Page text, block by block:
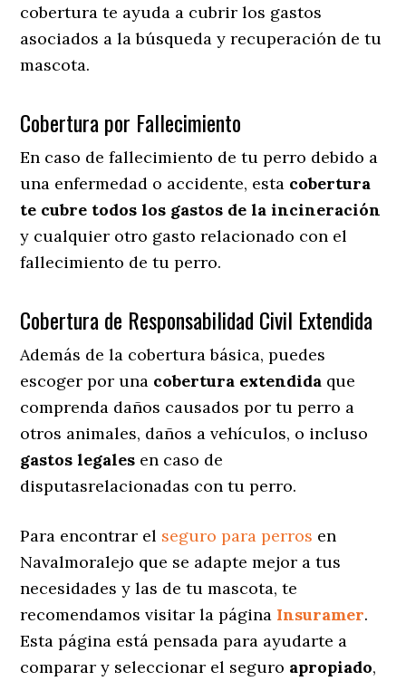
cobertura te ayuda a cubrir los gastos
asociados a la búsqueda y recuperación de tu
mascota.
Cobertura por Fallecimiento
En caso de fallecimiento de tu perro debido a
una enfermedad o accidente, esta cobertura
te cubre todos los gastos de la incineración
y cualquier otro gasto relacionado con el
fallecimiento de tu perro.
Cobertura de Responsabilidad Civil Extendida
Además de la cobertura básica, puedes
escoger por una cobertura extendida que
comprenda daños causados por tu perro a
otros animales, daños a vehículos, o incluso
gastos legales en caso de
disputasrelacionadas con tu perro.
Para encontrar el seguro para perros en
Navalmoralejo que se adapte mejor a tus
necesidades y las de tu mascota, te
recomendamos visitar la página Insuramer.
Esta página está pensada para ayudarte a
comparar y seleccionar el seguro apropiado,